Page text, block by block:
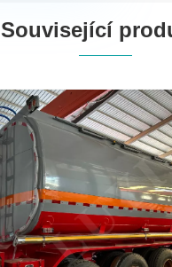
Související